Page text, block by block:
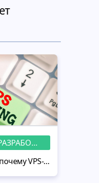
ВЕБ ДИЗАЙН И РАЗРАБОТКА
5 главных причин, почему VPS-хостинг — хороший выбор для вашего сайта MotoCMS